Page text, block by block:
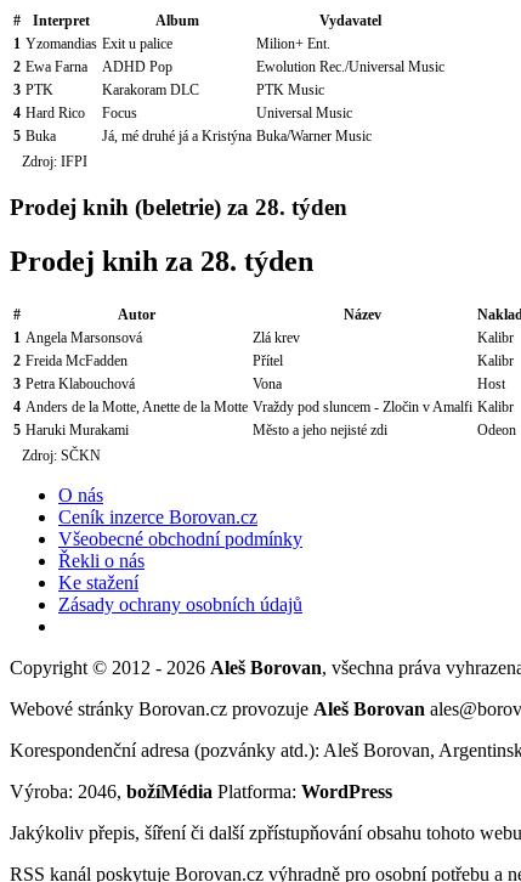
# Interpret Album
Vydavatel
1 Yzomandias Exit u palice
Milion+ Ent.
2 Ewa Farna ADHD Pop
Ewolution Rec./Universal Music
3 PTK Karakoram DLC
PTK Music
4 Hard Rico Focus
Universal Music
5 Buka Já, mé druhé já a Kristýna Buka/Warner Music
Zdroj: IFPI
Prodej knih (beletrie) za 28. týden
Prodej knih za 28. týden
# Autor Název
1 Angela Marsonsová Zlá krev
Kalibr
2 Freida McFadden Přítel
Kalibr
3 Petra Klabouchová Vona
Host
4 Anders de la Motte, Anette de la Motte Vraždy pod sluncem - Zločin v Amalfi Kalibr
5 Haruki Murakami Město a jeho nejisté zdi
Odeon
Zdroj: SČKN
O nás
Ceník inzerce Borovan.cz
Všeobecné obchodní podmínky
Řekli o nás
Ke stažení
Zásady ochrany osobních údajů
Copyright © 2012 - 2026 Aleš Borovan, všechna práva
Webové stránky Borovan.cz provozuje Aleš Borovan
Korespondenční adresa (pozvánky atd.): Aleš Borovan,
Výroba: 2046, božíMédia Platforma: WordPress
Jakýkoliv přepis, šíření či další zpřístupňování obsahu tohoto
RSS kanál poskytuje Borovan.cz výhradně pro osobní potřebu a